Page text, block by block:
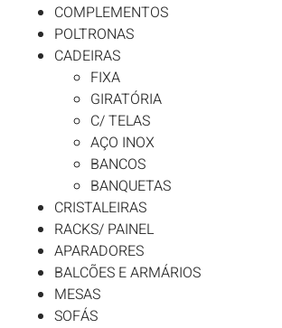
COMPLEMENTOS
POLTRONAS
CADEIRAS
FIXA
GIRATÓRIA
C/ TELAS
AÇO INOX
BANCOS
BANQUETAS
CRISTALEIRAS
RACKS/ PAINEL
APARADORES
BALCÕES E ARMÁRIOS
MESAS
SOFÁS